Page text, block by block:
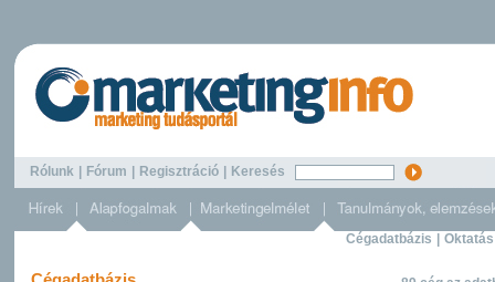
Rólunk Fórum Regisztráció Keresés
Cégadatbázis Oktatás